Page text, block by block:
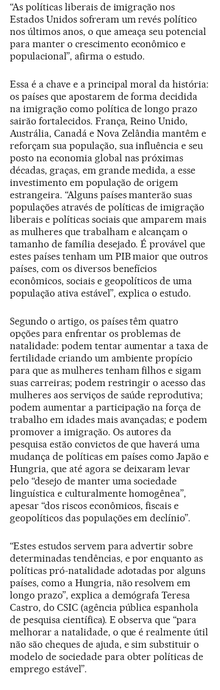
“As políticas liberais de imigração nos
Estados Unidos sofreram um revés político
nos últimos anos, o que ameaça seu potencial
para manter o crescimento econômico e
populacional”, afirma o estudo.
Essa é a chave e a principal moral da história:
os países que apostarem de forma decidida
na imigração como política de longo prazo
sairão fortalecidos. França, Reino Unido,
Austrália, Canadá e Nova Zelândia mantêm e
reforçam sua população, sua influência e seu
posto na economia global nas próximas
décadas, graças, em grande medida, a esse
investimento em população de origem
estrangeira. “Alguns países manterão suas
populações através de políticas de imigração
liberais e políticas sociais que amparem mais
as mulheres que trabalham e alcançam o
tamanho de família desejado. É provável que
estes países tenham um PIB maior que outros
países, com os diversos benefícios
econômicos, sociais e geopolíticos de uma
população ativa estável”, explica o estudo.
Segundo o artigo, os países têm quatro
opções para enfrentar os problemas de
natalidade: podem tentar aumentar a taxa de
fertilidade criando um ambiente propício
para que as mulheres tenham filhos e sigam
suas carreiras; podem restringir o acesso das
mulheres aos serviços de saúde reprodutiva;
podem aumentar a participação na força de
trabalho em idades mais avançadas; e podem
promover a imigração. Os autores da
pesquisa estão convictos de que haverá uma
mudança de políticas em países como Japão e
Hungria, que até agora se deixaram levar
pelo “desejo de manter uma sociedade
linguística e culturalmente homogênea”,
apesar “dos riscos econômicos, fiscais e
geopolíticos das populações em declínio”.
“Estes estudos servem para advertir sobre
determinadas tendências, e por enquanto as
políticas pró-natalidade adotadas por alguns
países, como a Hungria, não resolvem em
longo prazo”, explica a demógrafa Teresa
Castro, do CSIC (agência pública espanhola
de pesquisa científica). E observa que “para
melhorar a natalidade, o que é realmente útil
não são cheques de ajuda, e sim substituir o
modelo de sociedade para obter políticas de
emprego estável”.